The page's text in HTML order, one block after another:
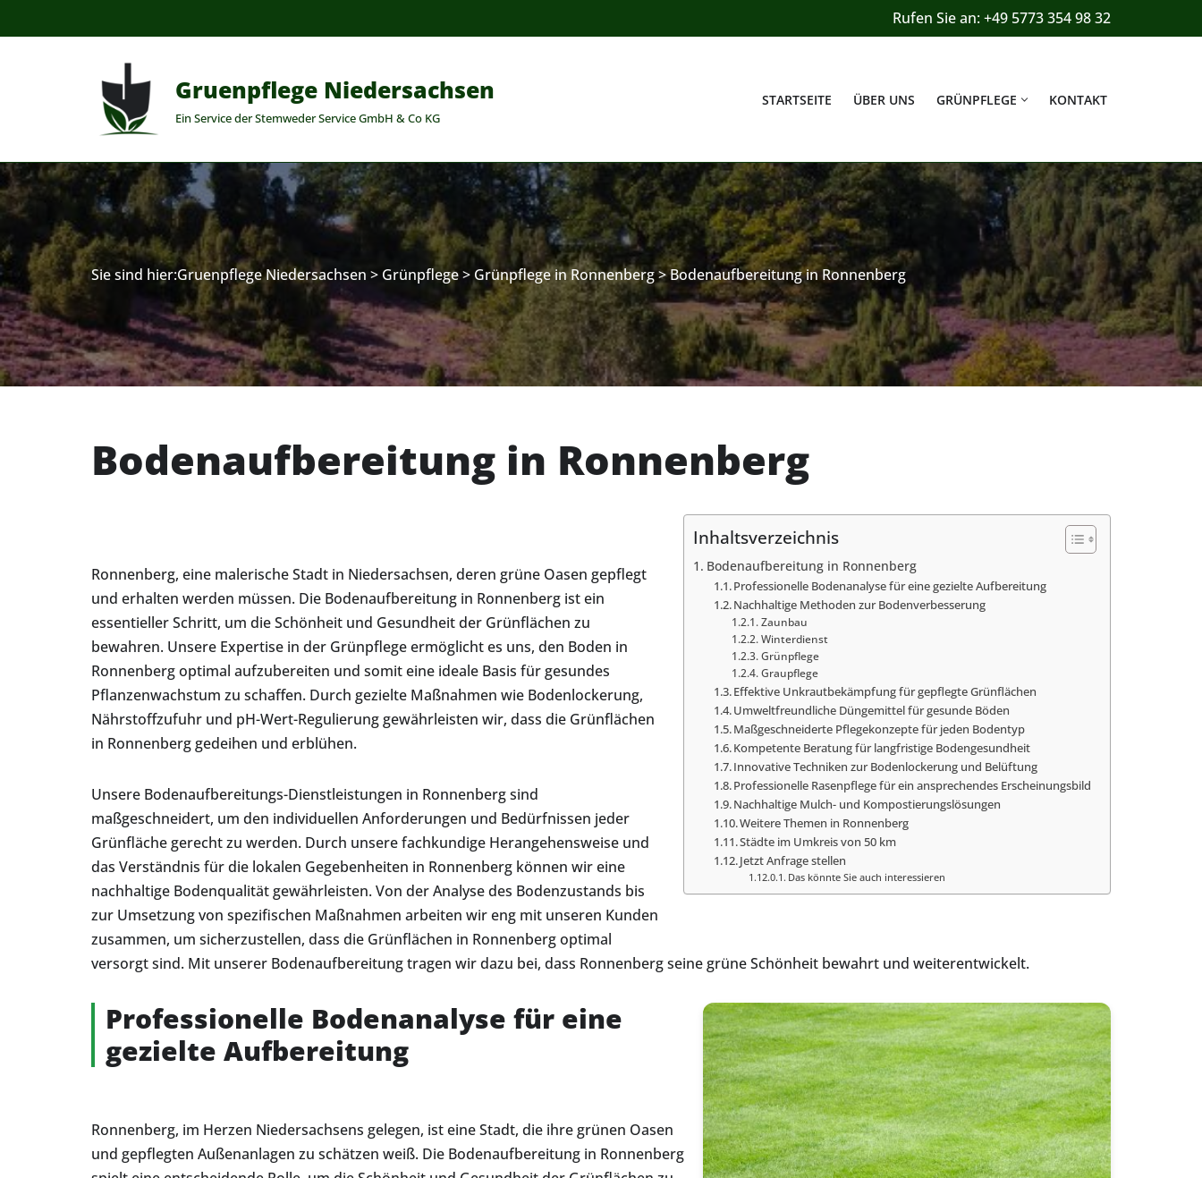
Rufen Sie an: +49 5773 354 98 32
Gruenpflege Niedersachsen
Ein Service der Stemweder Service GmbH & Co KG
STARTSEITE ÜBER UNS GRÜNPFLEGE KONTAKT
Sie sind hier:Gruenpflege Niedersachsen > Grünpflege> Grünpflege in Ronnenberg>Bodenaufbereitung in Ronnenberg
Bodenaufbereitung in Ronnenberg
Inhaltsverzeichnis
Bodenaufbereitung in Ronnenberg
Professionelle Bodenanalyse für eine gezielte Aufbereitung
Nachhaltige Methoden zur Bodenverbesserung
Zaunbau
Winterdienst
Grünpflege
Graupflege
Effektive Unkrautbekämpfung für gepflegte Grünflächen
Umweltfreundliche Düngemittel für gesunde Böden
Maßgeschneiderte Pflegekonzepte für jeden Bodentyp
Kompetente Beratung für langfristige Bodengesundheit
Innovative Techniken zur Bodenlockerung und Belüftung
Professionelle Rasenpflege für ein ansprechendes Erscheinungsbild
Nachhaltige Mulch- und Kompostierungslösungen
Weitere Themen in Ronnenberg
Städte im Umkreis von 50 km
Jetzt Anfrage stellen
Das könnte Sie auch interessieren
Ronnenberg, eine malerische Stadt in Niedersachsen, deren grüne Oasen gepflegt
und erhalten werden müssen. Die Bodenaufbereitung in Ronnenberg ist ein
essentieller Schritt, um die Schönheit und Gesundheit der Grünflächen zu
bewahren. Unsere Expertise in der Grünpflege ermöglicht es uns, den Boden in
Ronnenberg optimal aufzubereiten und somit eine ideale Basis für gesundes
Pflanzenwachstum zu schaffen. Durch gezielte Maßnahmen wie Bodenlockerung,
Nährstoffzufuhr und pH-Wert-Regulierung gewährleisten wir, dass die Grünflächen
in Ronnenberg gedeihen und erblühen.
Unsere Bodenaufbereitungs-Dienstleistungen in Ronnenberg sind
maßgeschneidert, um den individuellen Anforderungen und Bedürfnissen jeder
Grünfläche gerecht zu werden. Durch unsere fachkundige Herangehensweise und
das Verständnis für die lokalen Gegebenheiten in Ronnenberg können wir eine
nachhaltige Bodenqualität gewährleisten. Von der Analyse des Bodenzustands bis
zur Umsetzung von spezifischen Maßnahmen arbeiten wir eng mit unseren Kunden
zusammen, um sicherzustellen, dass die Grünflächen in Ronnenberg optimal
versorgt sind. Mit unserer Bodenaufbereitung tragen wir dazu bei, dass Ronnenberg seine grüne Schönheit bewahrt und weiterentwickelt.
Professionelle Bodenanalyse für eine
gezielte Aufbereitung
Ronnenberg, im Herzen Niedersachsens gelegen, ist eine Stadt, die ihre grünen Oasen
und gepflegten Außenanlagen zu schätzen weiß. Die Bodenaufbereitung in Ronnenberg